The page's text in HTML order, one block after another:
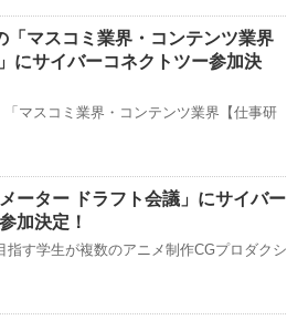
「マスコミ業界・コンテンツ業界
にサイバーコネクトツー参加決
マスコミ業界・コンテンツ業界【仕事研
ーター ドラフト会議」にサイバー
加決定！
す学生が複数のアニメ制作CGプロダクシ